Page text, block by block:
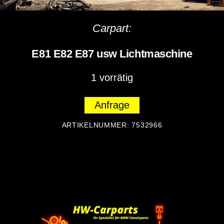
Carpart:
E81 E82 E87 usw Lichtmaschine
1 vorrätig
Anfrage
ARTIKELNUMMER:7532966